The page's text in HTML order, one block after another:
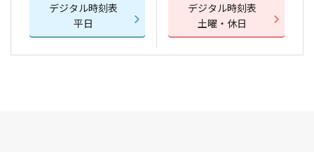
デジタル時刻表
平日
デジタル時刻表
土曜・休日